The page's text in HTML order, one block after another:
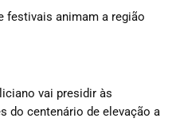
festivais animam a região
vai presidir às
do centenário de elevação a